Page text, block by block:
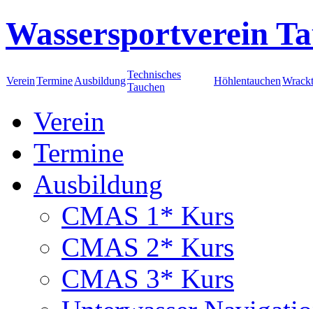
Wassersportverein
VereinTermineAusbildung
Technisches
Tauchen
Höhlentauchen
Verein
Termine
Ausbildung
CMAS 1* Kurs
CMAS 2* Kurs
CMAS 3* Kurs